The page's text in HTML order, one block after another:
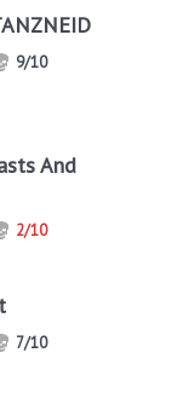
9/10
And
2/10
7/10